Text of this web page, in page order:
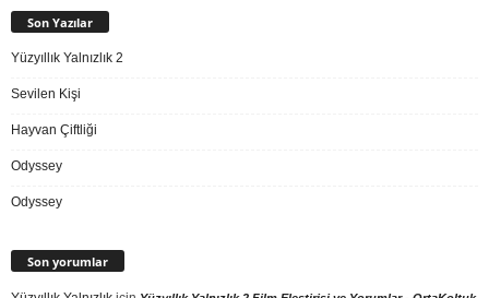
Son Yazılar
Yüzyıllık Yalnızlık 2
Sevilen Kişi
Hayvan Çiftliği
Odyssey
Odyssey
Son yorumlar